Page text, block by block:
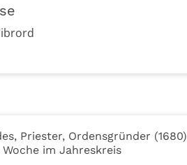
Priester, Ordensgründer (1680)
im Jahreskreis